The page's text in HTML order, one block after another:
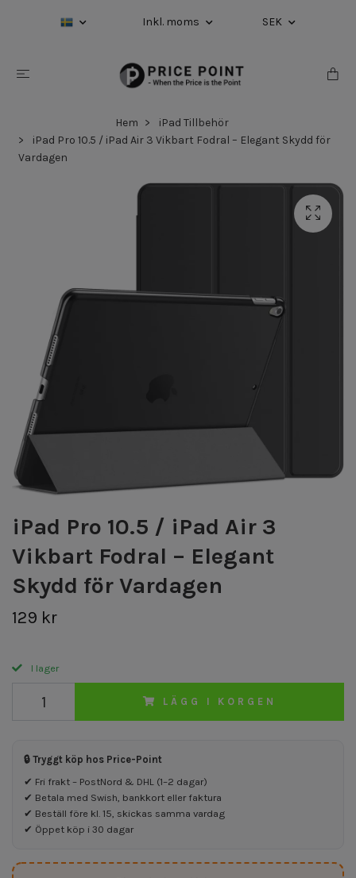
Inkl. moms SEK
Hem
iPad Tillbehör
iPad Pro 10.5 / iPad Air 3 Vikbart Fodral – Elegant Skydd för
Vardagen
iPad Pro 10.5 / iPad Air 3
Vikbart Fodral – Elegant
Skydd för Vardagen
129 kr
I lager
LÄGG I KORGEN
🔒 Tryggt köp hos Price-Point
✔ Fri frakt – PostNord & DHL (1–2 dagar)
✔ Betala med Swish, bankkort eller faktura
✔ Beställ före kl. 15, skickas samma vardag
✔ Öppet köp i 30 dagar